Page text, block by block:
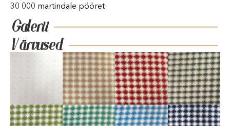
30 000 martindale pööret
Galerii
Värvused